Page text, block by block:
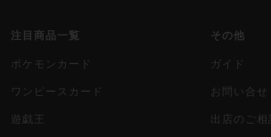
注目商品一覧
ポケモンカード
ワンピースカード
遊戯王
その他
ガイド
お問い合せ
出店のご相